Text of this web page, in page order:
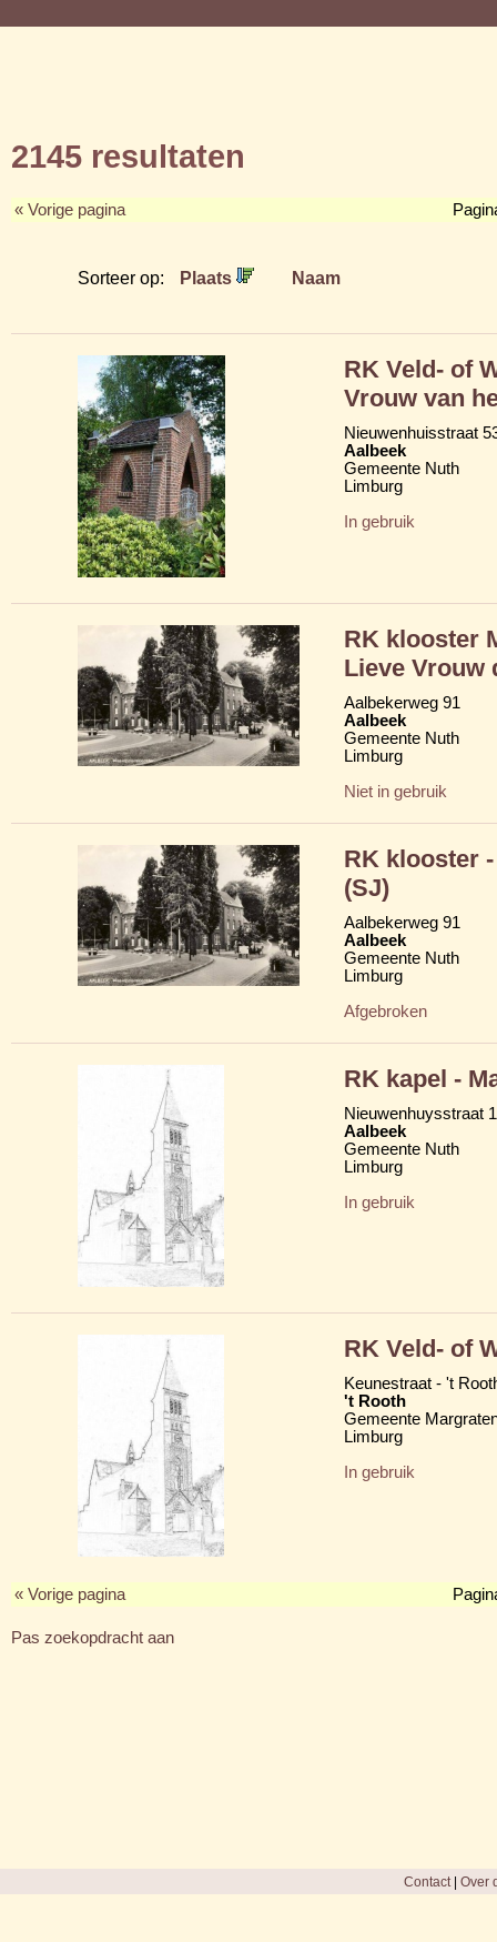
2145 resultaten
« Vorige pagina
Sorteer op: Plaats Naam
RK Veld- of
Vrouw van
Nieuwenhuisstraat
Aalbeek
Gemeente Nuth
Limburg
In gebruik
RK klooster
Lieve Vrouw
Aalbekerweg 91
Aalbeek
Gemeente Nuth
Limburg
Niet in gebruik
RK klooster
(SJ)
Aalbekerweg 91
Aalbeek
Gemeente Nuth
Limburg
Afgebroken
RK kapel -
Nieuwenhuysstraat 1
Aalbeek
Gemeente Nuth
Limburg
In gebruik
RK Veld- of
Keunestraat - 't
't Rooth
Gemeente
Limburg
In gebruik
« Vorige pagina
Pas zoekopdracht aan
Contact| Over